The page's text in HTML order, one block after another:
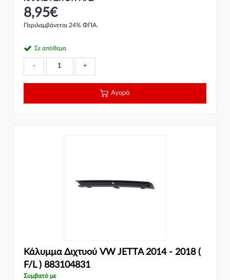
8,95€
Περιλαμβάνεται 24% ΦΠΑ.
Σε απόθεμα
- +
Αγορά
Κάλυμμα Διχτυού VW JETTA 2014 - 2018 (
F/L ) 883104831
Συμβατό με